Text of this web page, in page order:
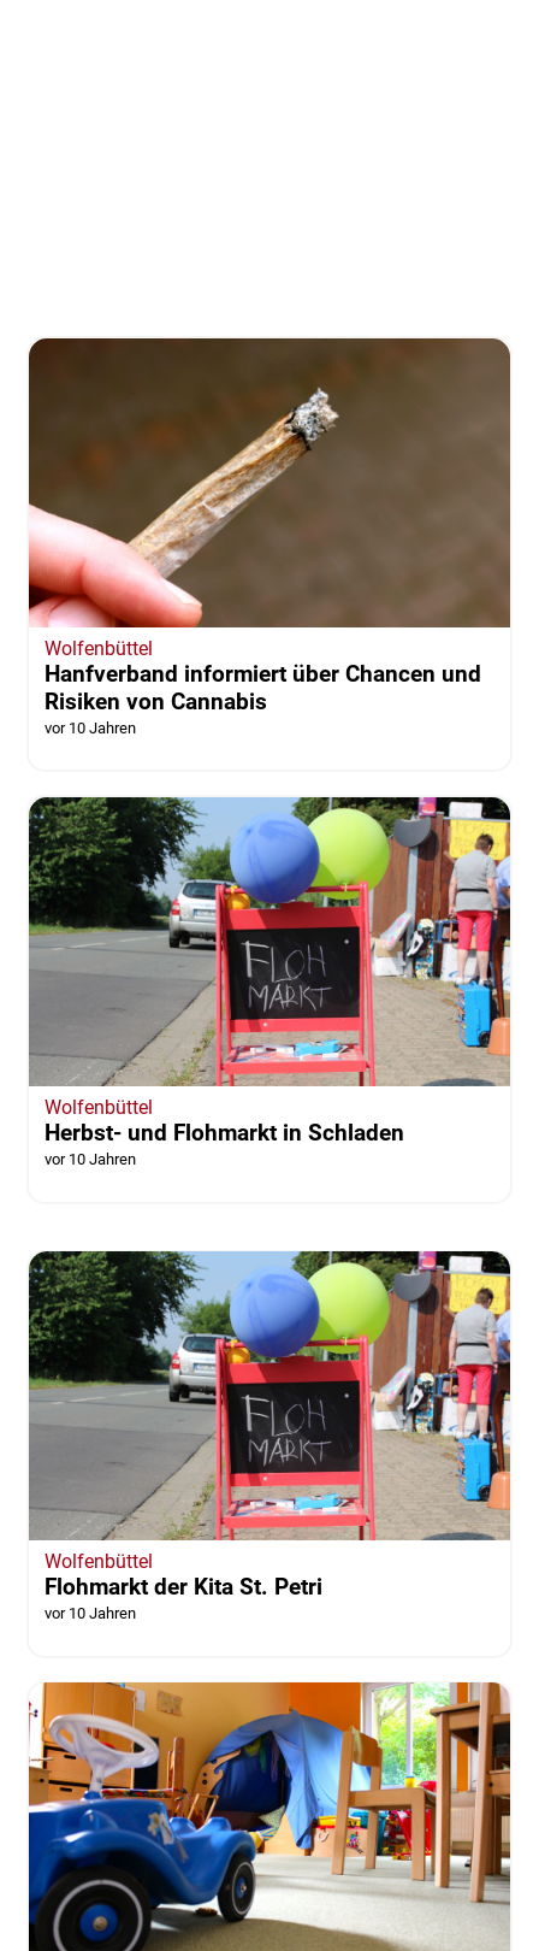
Wolfenbüttel
Hanfverband informiert über Chancen und
Risiken von Cannabis
vor 10 Jahren
Wolfenbüttel
Herbst- und Flohmarkt in Schladen
vor 10 Jahren
Wolfenbüttel
Flohmarkt der Kita St. Petri
vor 10 Jahren